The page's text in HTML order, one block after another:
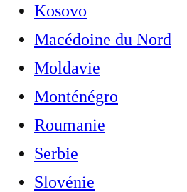
Kosovo
Macédoine du Nord
Moldavie
Monténégro
Roumanie
Serbie
Slovénie